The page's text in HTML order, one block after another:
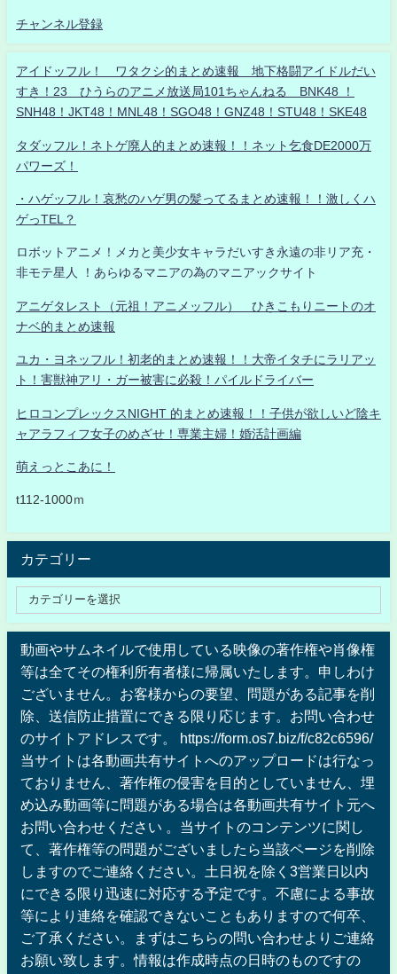
チャンネル登録
アイドッフル！ ワタクシ的まとめ速報 地下格闘アイドルだい
すき！23 ひうらのアニメ放送局101ちゃんねる BNK48 ！
SNH48！JKT48！MNL48！SGO48！GNZ48！STU48！SKE48
タダッフル！ネトゲ廃人的まとめ速報！！ネット乞食DE2000万
パワーズ！
・ハゲッフル！哀愁のハゲ男の髪ってるまとめ速報！！激しくハ
ゲっTEL？
ロボットアニメ！メカと美少女キャラだいすき永遠の非リア充・
非モテ星人 ！あらゆるマニアの為のマニアックサイト
アニゲタレスト（元祖！アニメッフル） ひきこもりニートのオ
ナベ的まとめ速報
ユカ・ヨネッフル！初老的まとめ速報！！大帝イタチにラリアッ
ト！害獣神アリ・ガー被害に必殺！パイルドライバー
ヒロコンプレックスNIGHT 的まとめ速報！！子供が欲しいど陰キ
ャアラフィフ女子のめざせ！専業主婦！婚活計画編
萌えっとこあに！
t112-1000ｍ
カテゴリー
動画やサムネイルで使用している映像の著作権や肖像権
等は全てその権利所有者様に帰属いたします。申しわけ
ございません。お客様からの要望、問題がある記事を削
除、送信防止措置にできる限り応じます。お問い合わせ
のサイトアドレスです。 https://form.os7.biz/f/c82c6596/
当サイトは各動画共有サイトへのアップロードは行なっ
ておりません、著作権の侵害を目的としていません、埋
め込み動画等に問題がある場合は各動画共有サイト元へ
お問い合わせください 。当サイトのコンテンツに関し
て、著作権等の問題がございましたら当該ページを削除
しますのでご連絡ください。土日祝を除く3営業日以内
にできる限り迅速に対応する予定です。不慮による事故
等により連絡を確認できないこともありますので何卒、
ご了承ください。まずはこちらの問い合わせよりご連絡
お願い致します。情報は作成時点の日時のものですの